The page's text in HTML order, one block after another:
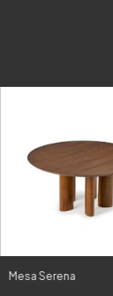
Mesa Serena